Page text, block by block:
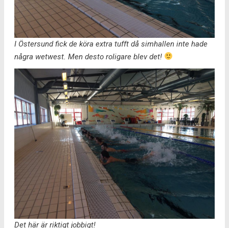
I Östersund fick de köra extra tufft då simhallen inte hade
några wetwest. Men desto roligare blev det!
Det här är riktigt jobbigt!